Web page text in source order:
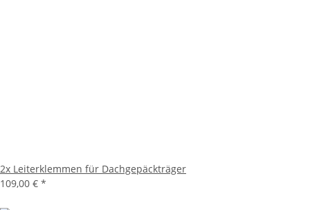
2x Leiterklemmen für Dachgepäckträger
109,00 € *